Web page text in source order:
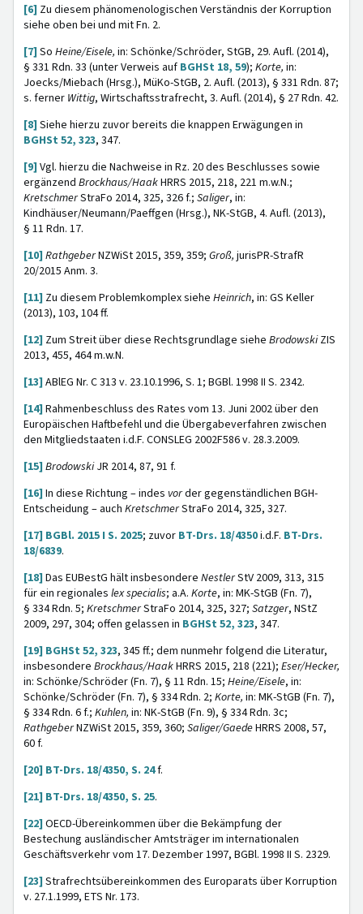
[6] Zu diesem phänomenologischen Verständnis der Korruption
siehe oben bei und mit Fn. 2.
[7] So Heine/Eisele, in: Schönke/Schröder, StGB, 29. Aufl. (2014),
§ 331 Rdn. 33 (unter Verweis auf BGHSt 18, 59); Korte, in:
Joecks/Miebach (Hrsg.), MüKo-StGB, 2. Aufl. (2013), § 331 Rdn. 87;
s. ferner Wittig, Wirtschaftsstrafrecht, 3. Aufl. (2014), § 27 Rdn. 42.
[8] Siehe hierzu zuvor bereits die knappen Erwägungen in
BGHSt 52, 323, 347.
[9] Vgl. hierzu die Nachweise in Rz. 20 des Beschlusses sowie
ergänzend Brockhaus/HaakHRRS 2015, 218, 221 m.w.N.;
KretschmerStraFo 2014, 325, 326 f.; Saliger, in:
Kindhäuser/Neumann/Paeffgen (Hrsg.), NK-StGB, 4. Aufl. (2013),
§ 11 Rdn. 17.
[10] RathgeberNZWiSt 2015, 359, 359; Groß, jurisPR-StrafR
20/2015 Anm. 3.
[11] Zu diesem Problemkomplex siehe Heinrich, in: GS Keller
(2013), 103, 104 ff.
[12] Zum Streit über diese Rechtsgrundlage siehe BrodowskiZIS
2013, 455, 464 m.w.N.
[13] ABlEG Nr. C 313 v. 23.10.1996, S. 1; BGBl. 1998 II S. 2342.
[14] Rahmenbeschluss des Rates vom 13. Juni 2002 über den
Europäischen Haftbefehl und die Übergabeverfahren zwischen
den Mitgliedstaaten i.d.F. CONSLEG 2002F586 v. 28.3.2009.
[15] BrodowskiJR 2014, 87, 91 f.
[16] In diese Richtung – indes vorder gegenständlichen BGH-
Entscheidung – auch KretschmerStraFo 2014, 325, 327.
[17] BGBl. 2015 I S. 2025; zuvor BT-Drs. 18/4350i.d.F. BT-Drs.
18/6839.
[18] Das EUBestG hält insbesondere NestlerStV 2009, 313, 315
für ein regionales lex specialis; a.A. Korte, in: MK-StGB (Fn. 7),
§ 334 Rdn. 5; KretschmerStraFo 2014, 325, 327; Satzger, NStZ
2009, 297, 304; offen gelassen in BGHSt 52, 323, 347.
[19] BGHSt 52, 323, 345 ff.; dem nunmehr folgend die Literatur,
insbesondere Brockhaus/HaakHRRS 2015, 218 (221); Eser/Hecker,
in: Schönke/Schröder (Fn. 7), § 11 Rdn. 15; Heine/Eisele, in:
Schönke/Schröder (Fn. 7), § 334 Rdn. 2; Korte, in: MK-StGB (Fn. 7),
§ 334 Rdn. 6 f.; Kuhlen, in: NK-StGB (Fn. 9), § 334 Rdn. 3c;
RathgeberNZWiSt 2015, 359, 360; Saliger/GaedeHRRS 2008, 57,
60 f.
[20] BT-Drs. 18/4350, S. 24f.
[21] BT-Drs. 18/4350, S. 25.
[22] OECD-Übereinkommen über die Bekämpfung der
Bestechung ausländischer Amtsträger im internationalen
Geschäftsverkehr vom 17. Dezember 1997, BGBl. 1998 II S. 2329.
[23] Strafrechtsübereinkommen des Europarats über Korruption
v. 27.1.1999, ETS Nr. 173.